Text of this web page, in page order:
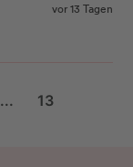
vor 13 Tagen
... 13